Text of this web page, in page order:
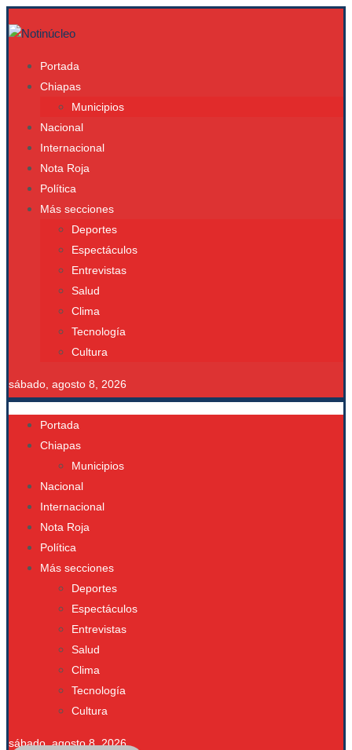
Portada
Chiapas
Municipios
Nacional
Internacional
Nota Roja
Política
Más secciones
Deportes
Espectáculos
Entrevistas
Salud
Clima
Tecnología
Cultura
sábado, agosto 8, 2026
Portada
Chiapas
Municipios
Nacional
Internacional
Nota Roja
Política
Más secciones
Deportes
Espectáculos
Entrevistas
Salud
Clima
Tecnología
Cultura
sábado, agosto 8, 2026